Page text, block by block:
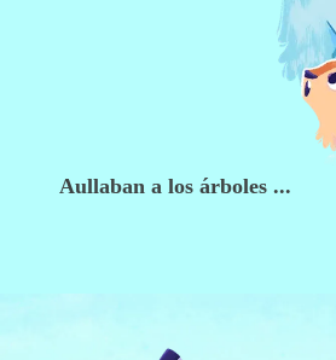
Aullaban a los árboles ...